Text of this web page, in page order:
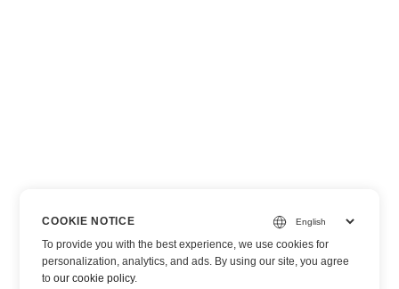
COOKIE NOTICE
To provide you with the best experience, we use cookies for
personalization, analytics, and ads. By using our site, you agree
toour cookie policy.